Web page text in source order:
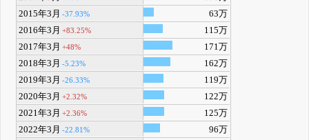
2015年3月 -37.93%
63万
2016年3月 +83.25%
115万
2017年3月 +48%
171万
2018年3月 -5.23%
162万
2019年3月 -26.33%
119万
2020年3月 +2.32%
122万
2021年3月 +2.36%
125万
2022年3月 -22.81%
96万